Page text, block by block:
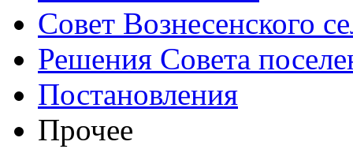
Совет Вознесенского
Решения Совета
Постановления
Прочее